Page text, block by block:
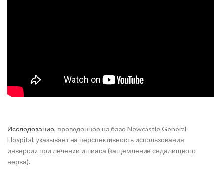
Исследование, проведенное на базе Newcastle General
Hospital, указывает на перспективность использования
инверсии при лечении ишиаса (защемление седалищного
нерва).